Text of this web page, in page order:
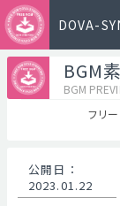
DOVA-
BGM
BGM
フリ
公開日 ：
2023.01.22